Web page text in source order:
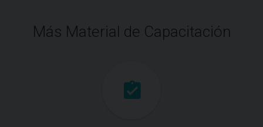
Más Material de Capacitación